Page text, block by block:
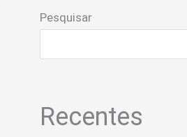
Pesquisar
Recentes